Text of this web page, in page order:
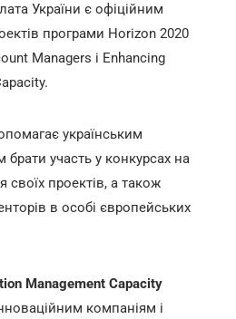
України є офіційним
програми Horizon 2020
Managers і Enhancing
українським
участь у конкурсах на
проектів, а також
в особі європейських
Management Capacity
компаніям і